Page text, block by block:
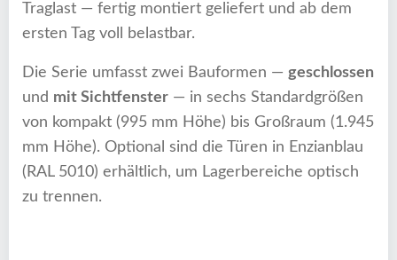
Traglast — fertig montiert geliefert und ab dem
ersten Tag voll belastbar.
Die Serie umfasst zwei Bauformen — geschlossen
und mit Sichtfenster — in sechs Standardgrößen
von kompakt (995 mm Höhe) bis Großraum (1.945
mm Höhe). Optional sind die Türen in Enzianblau
(RAL 5010) erhältlich, um Lagerbereiche optisch
zu trennen.